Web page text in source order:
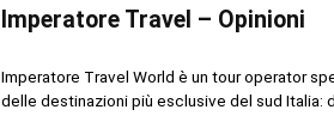
Imperatore Travel – Opinioni
Imperatore Travel World è un tour operator
delle destinazioni più esclusive del sud Italia: